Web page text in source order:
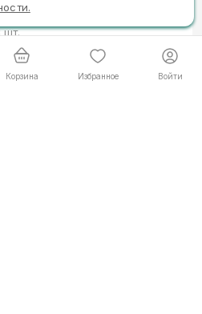
Р
шт.
В корзину 1 шт.
Корзина Избранное Войти